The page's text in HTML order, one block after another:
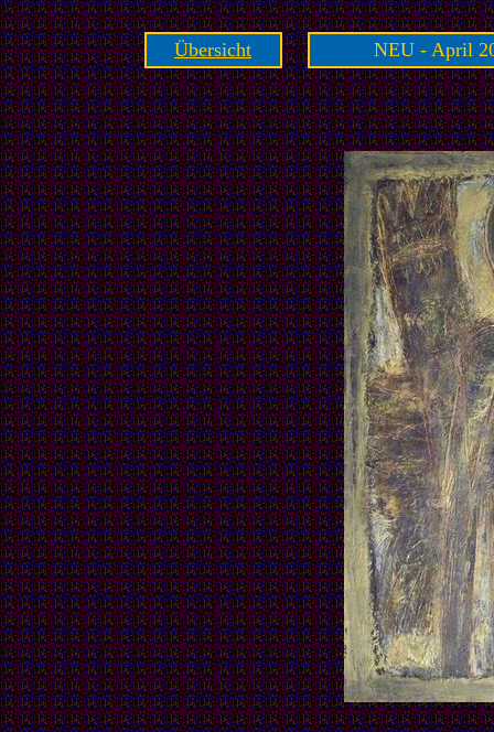
Übersicht NEU - April